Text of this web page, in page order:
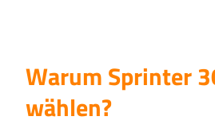
Warum Sprinter
wählen?